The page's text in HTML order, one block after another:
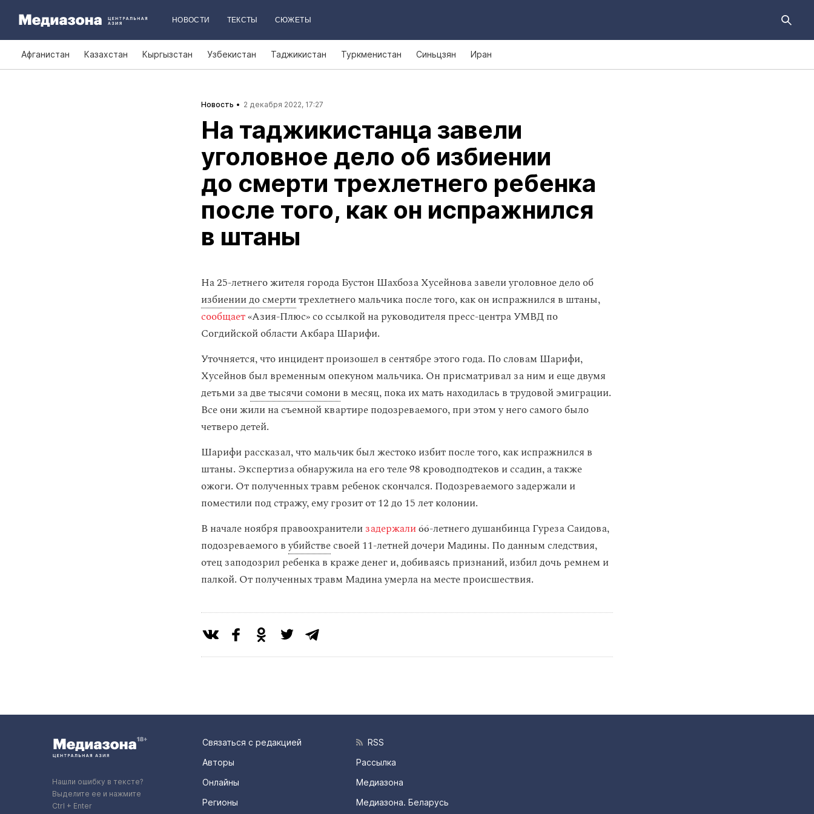
НОВОСТИ ТЕКСТЫ СЮЖЕТЫ
Афганистан Казахстан Кыргызстан Узбекистан Таджикистан Туркменистан Синьцзян Иран
Новость 2 декабря 2022, 17:27
На таджикистанца завели
уголовное дело об избиении
до смерти трехлетнего ребенка
после того, как он испражнился
в штаны
На 25-летнего жителя города Бустон Шахбоза Хусейнова завели уголовное дело об
избиении до смертитрехлетнего мальчика после того, как он испражнился в штаны,
сообщает«Азия-Плюс» со ссылкой на руководителя пресс-центра УМВД по
Согдийской области Акбара Шарифи.
Уточняется, что инцидент произошел в сентябре этого года. По словам Шарифи,
Хусейнов был временным опекуном мальчика. Он присматривал за ним и еще двумя
детьми задве тысячи сомонив месяц, пока их мать находилась в трудовой эмиграции.
Все они жили на съемной квартире подозреваемого, при этом у него самого было
четверо детей.
Шарифи рассказал, что мальчик был жестоко избит после того, как испражнился в
штаны. Экспертиза обнаружила на его теле 98 кроводподтеков и ссадин, а также
ожоги. От полученных травм ребенок скончался. Подозреваемого задержали и
поместили под стражу, ему грозит от 12 до 15 лет колонии.
В начале ноября правоохранителизадержали66-летнего душанбинца Гуреза Саидова,
подозреваемого вубийствесвоей 11-летней дочери Мадины. По данным следствия,
отец заподозрил ребенка в краже денег и, добиваясь признаний, избил дочь ремнем и
палкой. От полученных травм Мадина умерла на месте происшествия.
Нашли ошибку в тексте?
Выделите ее и нажмите
Ctrl + Enter
Связаться с редакцией
Авторы
Онлайны
Регионы
RSS
Рассылка
Медиазона
Медиазона. Беларусь